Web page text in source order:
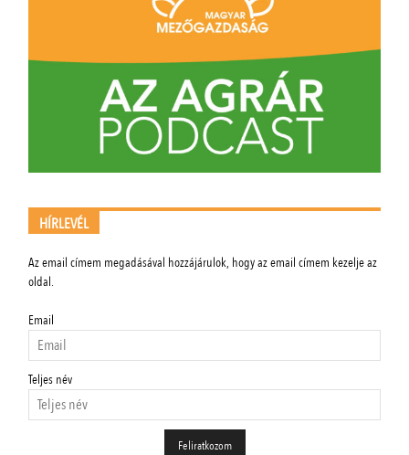
HÍRLEVÉL
Az email címem megadásával hozzájárulok, hogy az email címem kezelje az
oldal.
Email
Teljes név